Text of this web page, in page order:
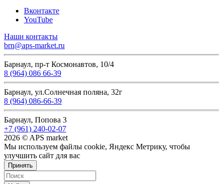
Вконтакте
YouTube
Наши контакты
brn@aps-market.ru
Барнаул, пр-т Космонавтов, 10/4
8 (964) 086 66-39
Барнаул, ул.Солнечная поляна, 32г
8 (964) 086-66-39
Барнаул, Попова 3
+7 (961) 240-02-07
2026 © APS market
Мы используем файлы cookie, Яндекс Метрику, чтобы
улучшить сайт для вас
Принять